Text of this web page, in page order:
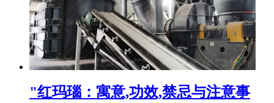
"红玛瑙：寓意,功效,禁忌与注意事